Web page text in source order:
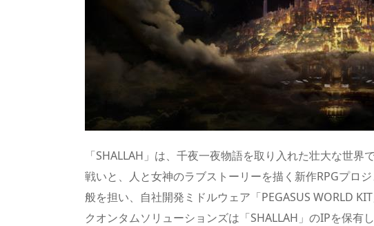
「SHALLAH」は、千夜一夜物語を取り入れた壮大な世
戦いと、人と女神のラブストーリーを描く新作RPGプロ
般を担い、自社開発ミドルウェア「PEGASUS WORLD KIT
クオンタムソリューションズは「SHALLAH」のIPを保有